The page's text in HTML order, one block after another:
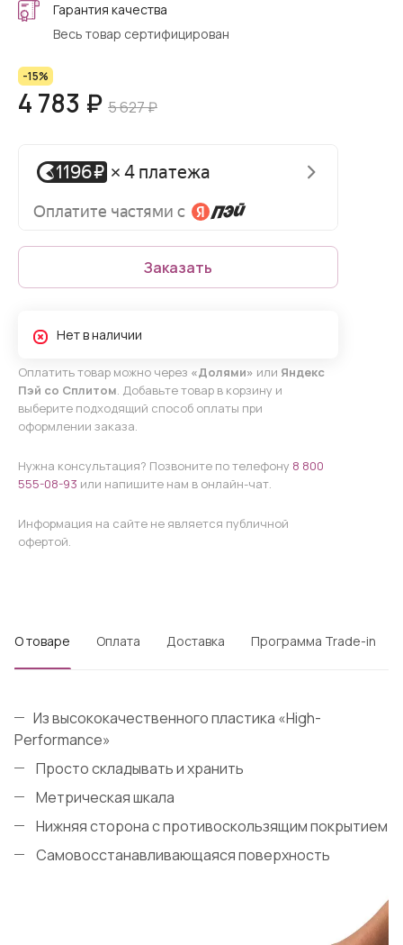
Гарантия качества
Весь товар сертифицирован
-15%
4 783 ₽ 5 627 ₽
Заказать
Нет в наличии
Оплатить товар можно через «Долями» или Яндекс
Пэй со Сплитом. Добавьте товар в корзину и
выберите подходящий способ оплаты при
оформлении заказа.
Нужна консультация? Позвоните по телефону 8 800
555-08-93 или напишите нам в онлайн-чат.
Информация на сайте не является публичной
офертой.
О товаре Оплата Доставка Программа Trade-in
Из высококачественного пластика «High-
Performance»
Просто складывать и хранить
Метрическая шкала
Нижняя сторона с противоскользящим покрытием
Самовосстанавливающаяся поверхность